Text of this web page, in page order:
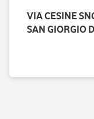
VIA CESINE
SAN GIORGIO